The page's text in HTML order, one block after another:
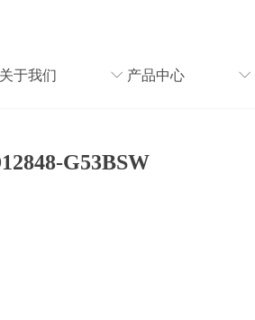
关于我们 ꀅ 产品中心 ꀅ
G53BSW